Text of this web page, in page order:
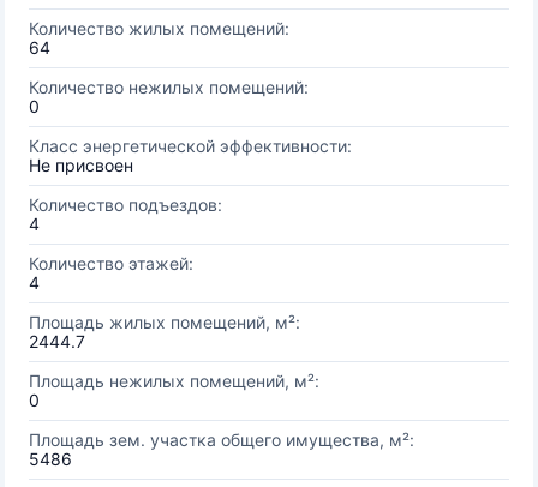
Количество жилых помещений:
64
Количество нежилых помещений:
0
Класс энергетической эффективности:
Не присвоен
Количество подъездов:
4
Количество этажей:
4
Площадь жилых помещений, м²:
2444.7
Площадь нежилых помещений, м²:
0
Площадь зем. участка общего имущества, м²:
5486